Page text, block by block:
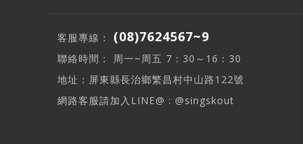
客服專線： (08)7624567~9
聯絡時間： 周一~周五 7：30～16：30
地址：屏東縣長治鄉繁昌村中山路122號
網路客服請加入LINE@ : @singskout